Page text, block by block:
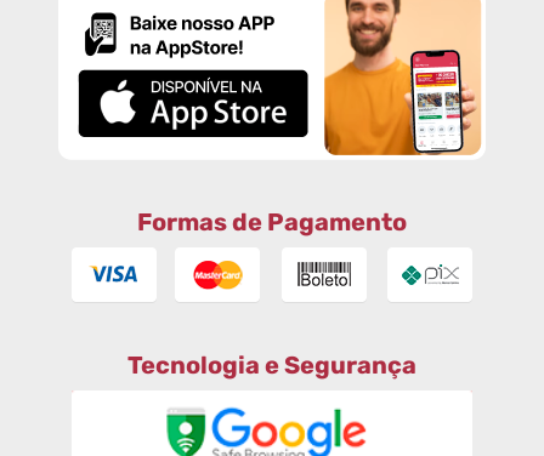
Formas de Pagamento
Tecnologia e Segurança